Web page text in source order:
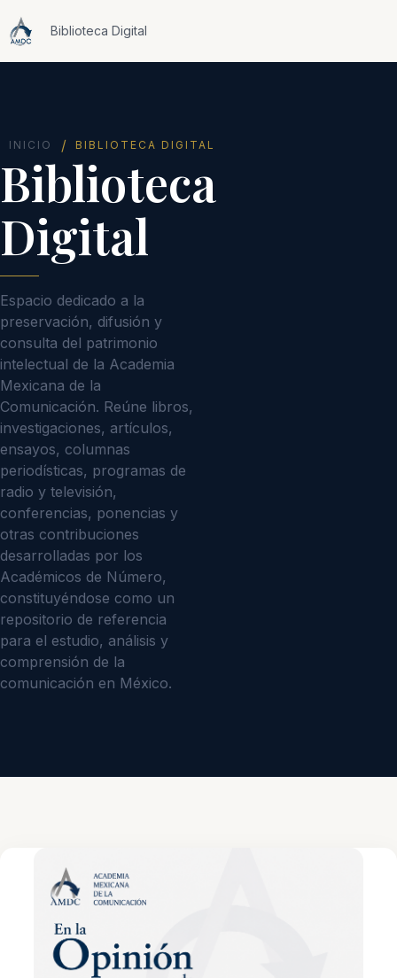
Biblioteca Digital
INICIO / BIBLIOTECA DIGITAL
Biblioteca
Digital
Espacio dedicado a la
preservación, difusión y
consulta del patrimonio
intelectual de la Academia
Mexicana de la
Comunicación. Reúne libros,
investigaciones, artículos,
ensayos, columnas
periodísticas, programas de
radio y televisión,
conferencias, ponencias y
otras contribuciones
desarrolladas por los
Académicos de Número,
constituyéndose como un
repositorio de referencia
para el estudio, análisis y
comprensión de la
comunicación en México.